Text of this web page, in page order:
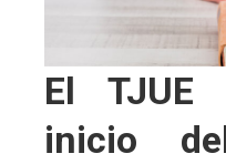
El TJUE
inicio